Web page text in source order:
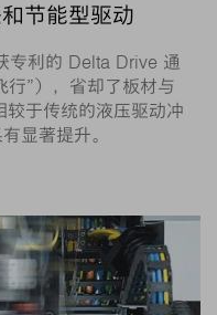
节能型驱动
专利的 Delta Drive 通
行”），省却了板材与
于传统的液压驱动冲
显著提升。